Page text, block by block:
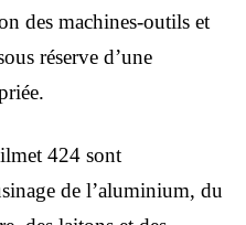
des machines-outils et
réserve d’une
424 sont
de l’aluminium, du